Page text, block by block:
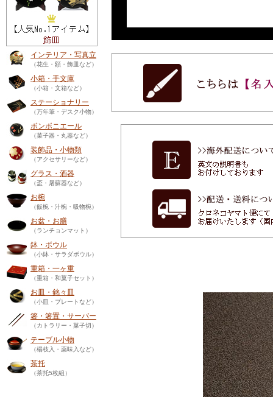
インテリア・写真立
（花生・額・飾皿など）
小箱・手文庫
（小箱・文箱など）
ステーショナリー
（万年筆・デスク小物）
ボンボニエール
（菓子器・丸器など）
装飾品・小物類
（アクセサリーなど）
グラス・酒器
（盃・屠蘇器など）
お椀
（飯椀・汁椀・吸物椀）
お盆・お膳
（ランチョンマット）
鉢・ボウル
（小鉢・サラダボウル）
重箱・一ヶ重
（重箱・和菓子セット）
お皿・銘々皿
（小皿・プレートなど）
箸・箸置・サーバー
（カトラリー・菓子切）
テーブル小物
（楊枝入・薬味入など）
茶托
（茶托5枚組）